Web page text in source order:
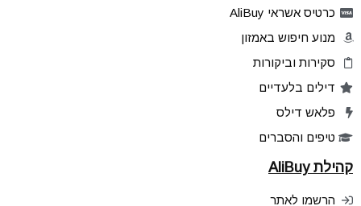
כרטיס אשראי AliBuy
מנוע חיפוש באמזון
סקירות וביקורות
דילים בלעדיים
פלאש דילס
טיפים והסברים
קהילת AliBuy
הרשמו לאתר